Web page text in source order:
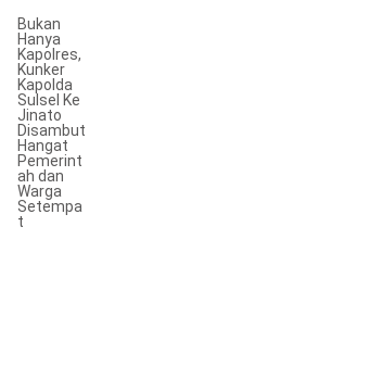
Bukan
Hanya
Kapolres,
Kunker
Kapolda
Sulsel Ke
Jinato
Disambut
Hangat
Pemerint
ah dan
Warga
Setempa
t